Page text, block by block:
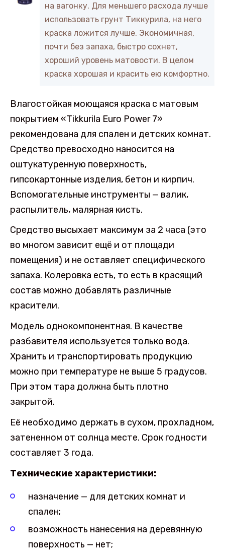
на вагонку. Для меньшего расхода лучше
использовать грунт Тиккурила, на него
краска ложится лучше. Экономичная,
почти без запаха, быстро сохнет,
хороший уровень матовости. В целом
краска хорошая и красить ею комфортно.
Влагостойкая моющаяся краска с матовым
покрытием «Tikkurila Euro Power 7»
рекомендована для спален и детских комнат.
Средство превосходно наносится на
оштукатуренную поверхность,
гипсокартонные изделия, бетон и кирпич.
Вспомогательные инструменты — валик,
распылитель, малярная кисть.
Средство высыхает максимум за 2 часа (это
во многом зависит ещё и от площади
помещения) и не оставляет специфического
запаха. Колеровка есть, то есть в красящий
состав можно добавлять различные
красители.
Модель однокомпонентная. В качестве
разбавителя используется только вода.
Хранить и транспортировать продукцию
можно при температуре не выше 5 градусов.
При этом тара должна быть плотно
закрытой.
Её необходимо держать в сухом, прохладном,
затененном от солнца месте. Срок годности
составляет 3 года.
Технические характеристики:
назначение — для детских комнат и
спален;
возможность нанесения на деревянную
поверхность — нет;